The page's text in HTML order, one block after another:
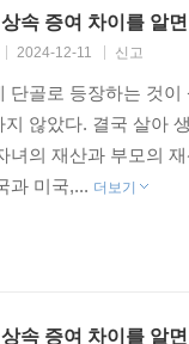
속 증여 차이를 알
2024-12-11 신고
단골로 등장하는 것
지 않았다. 결국 살아
녀의 재산과 부모의
과 미국,... 더보기
속 증여 차이를 알